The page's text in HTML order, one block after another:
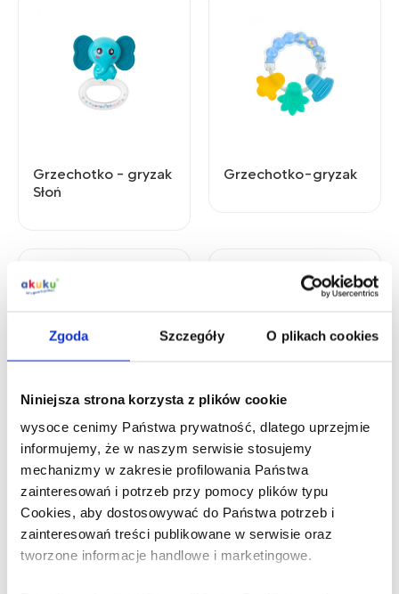
Zgoda Szczegóły O plikach cookies
Niniejsza strona korzysta z plików cookie
wysoce cenimy Państwa prywatność, dlatego uprzejmie
informujemy, że w naszym serwisie stosujemy
mechanizmy w zakresie profilowania Państwa
zainteresowań i potrzeb przy pomocy plików typu
Cookies, aby dostosowywać do Państwa potrzeb i
zainteresowań treści publikowane w serwisie oraz
tworzone informacje handlowe i marketingowe.
Grzechotko - gryzak
Słoń
Grzechotko-gryzak
Grzechotko-gryzak
KOSMO
Ozdobny pojemnik
na grzechotki i
gryzaki